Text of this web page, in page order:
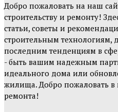
Добро пожаловать на наш
строительству и ремонту!
статьи, советы и
строительным технологиям,
последним тенденциям в
- быть вашим надежным
идеального дома или
жилища. Добро пожаловать в
ремонта!